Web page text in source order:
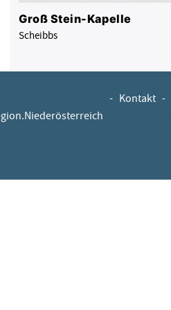
Groß Stein-Kapelle
Scheibbs
- Kontakt -